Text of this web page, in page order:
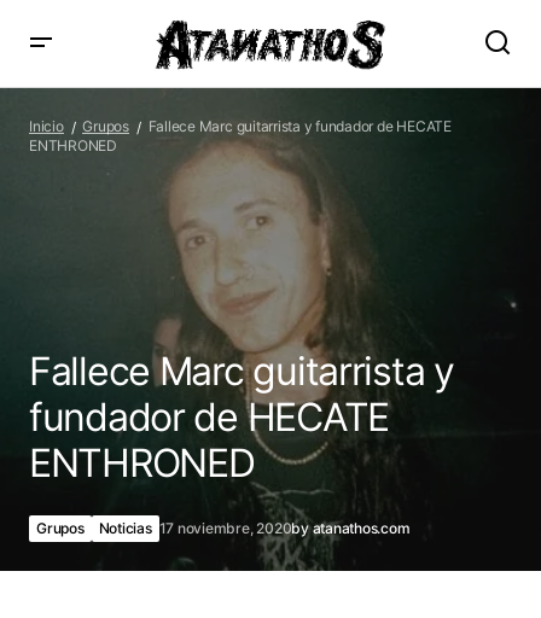
ENTHRONED
Inicio Grupos
Fallece Marc guitarrista y fundador de HECATE
ENTHRONED
Fallece Marc guitarrista y
fundador de HECATE
ENTHRONED
Grupos Noticias 17 noviembre, 2020by atanathos.com